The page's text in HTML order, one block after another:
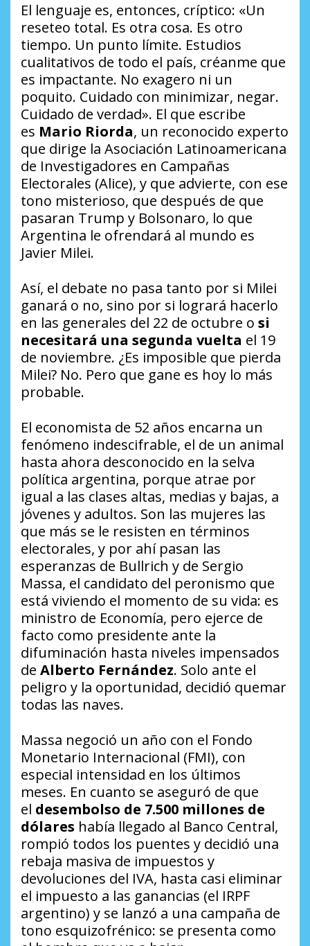
El lenguaje es, entonces, críptico: «Un
reseteo total. Es otra cosa. Es otro
tiempo. Un punto límite. Estudios
cualitativos de todo el país, créanme que
es impactante. No exagero ni un
poquito. Cuidado con minimizar, negar.
Cuidado de verdad». El que escribe
es Mario Riorda, un reconocido experto
que dirige la Asociación Latinoamericana
de Investigadores en Campañas
Electorales (Alice), y que advierte, con ese
tono misterioso, que después de que
pasaran Trump y Bolsonaro, lo que
Argentina le ofrendará al mundo es
Javier Milei.
Así, el debate no pasa tanto por si Milei
ganará o no, sino por si logrará hacerlo
en las generales del 22 de octubre o si
necesitará una segunda vuelta el 19
de noviembre. ¿Es imposible que pierda
Milei? No. Pero que gane es hoy lo más
probable.
El economista de 52 años encarna un
fenómeno indescifrable, el de un animal
hasta ahora desconocido en la selva
política argentina, porque atrae por
igual a las clases altas, medias y bajas, a
jóvenes y adultos. Son las mujeres las
que más se le resisten en términos
electorales, y por ahí pasan las
esperanzas de Bullrich y de Sergio
Massa, el candidato del peronismo que
está viviendo el momento de su vida: es
ministro de Economía, pero ejerce de
facto como presidente ante la
difuminación hasta niveles impensados
de Alberto Fernández. Solo ante el
peligro y la oportunidad, decidió quemar
todas las naves.
Massa negoció un año con el Fondo
Monetario Internacional (FMI), con
especial intensidad en los últimos
meses. En cuanto se aseguró de que
el desembolso de 7.500 millones de
dólares había llegado al Banco Central,
rompió todos los puentes y decidió una
rebaja masiva de impuestos y
devoluciones del IVA, hasta casi eliminar
el impuesto a las ganancias (el IRPF
argentino) y se lanzó a una campaña de
tono esquizofrénico: se presenta como